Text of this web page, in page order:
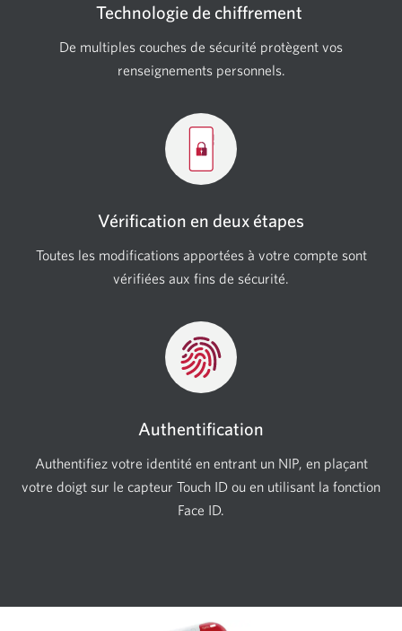
Technologie de chiffrement
De multiples couches de sécurité protègent vos
renseignements personnels.
Vérification en deux étapes
Toutes les modifications apportées à votre compte sont
vérifiées aux fins de sécurité.
Authentification
Authentifiez votre identité en entrant un NIP, en plaçant
votre doigt sur le capteur Touch ID ou en utilisant la fonction
Face ID.